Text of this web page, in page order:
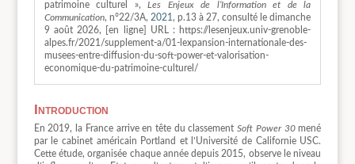
patrimoine culturel »,Les Enjeux de l’Information et de la
Communication, n°22/3A, 2021, p.13 à 27, consulté le dimanche
9 août 2026, [en ligne] URL : https://lesenjeux.univ-grenoble-
alpes.fr/2021/supplement-a/01-lexpansion-internationale-des-
musees-entre-diffusion-du-soft-power-et-valorisation-
economique-du-patrimoine-culturel/
Introduction
En 2019, la France arrive en tête du classementSoft Power 30mené
par le cabinet américain Portland et l’Université de Californie USC.
Cette étude, organisée chaque année depuis 2015, observe le niveau